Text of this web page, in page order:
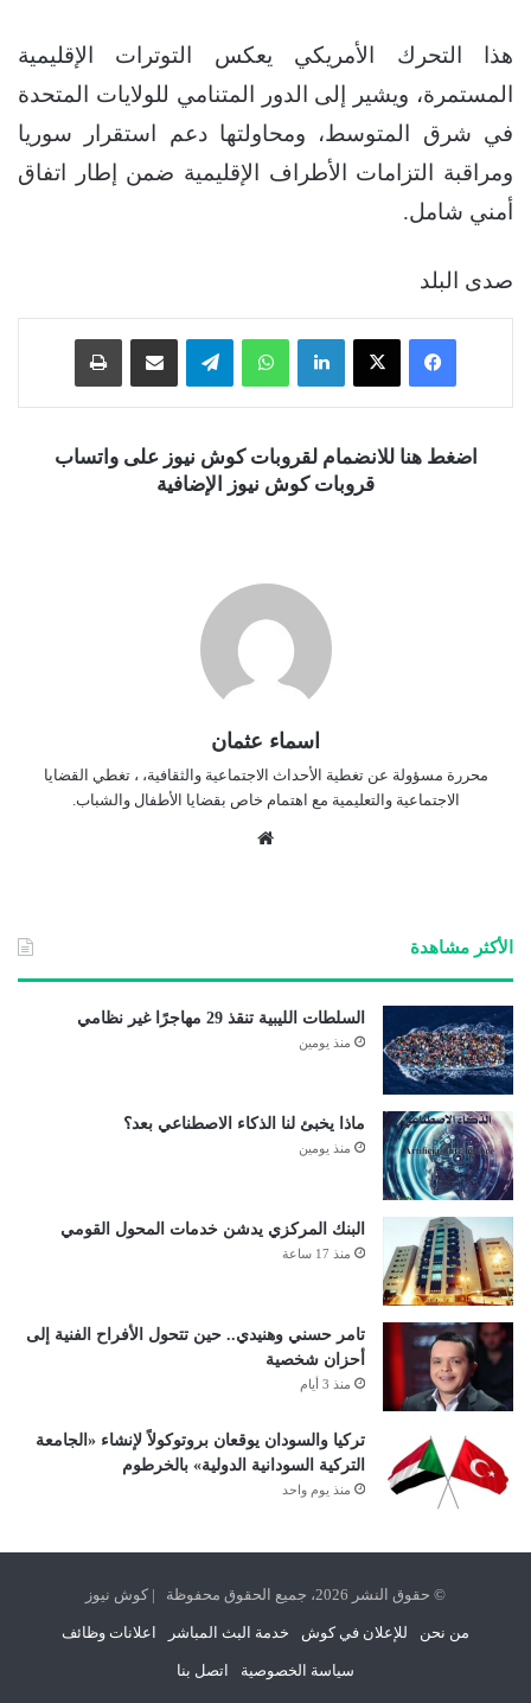
هذا التحرك الأمريكي يعكس التوترات الإقليمية
المستمرة، ويشير إلى الدور المتنامي للولايات المتحدة
في شرق المتوسط، ومحاولتها دعم استقرار سوريا
ومراقبة التزامات الأطراف الإقليمية ضمن إطار اتفاق
أمني شامل.
صدى البلد
فيسبوك ‫X لينكدإن واتساب تيلقرام
اضغط هنا للانضمام لقروبات كوش نيوز على واتساب
قروبات كوش نيوز الإضافية
اسماء عثمان
محررة مسؤولة عن تغطية الأحداث الاجتماعية والثقافية، ، تغطي القضايا
الاجتماعية والتعليمية مع اهتمام خاص بقضايا الأطفال والشباب.
الأكثر مشاهدة
السلطات الليبية تنقذ 29 مهاجرًا غير نظامي
منذ يومين
ماذا يخبئ لنا الذكاء الاصطناعي بعد؟
منذ يومين
البنك المركزي يدشن خدمات المحول القومي
منذ 17 ساعة
تامر حسني وهنيدي.. حين تتحول الأفراح الفنية إلى
أحزان شخصية
منذ 3 أيام
تركيا والسودان يوقعان بروتوكولاً لإنشاء «الجامعة
التركية السودانية الدولية» بالخرطوم
منذ يوم واحد
© حقوق النشر 2026، جميع الحقوق محفوظة | كوش نيوز
من نحن للإعلان في كوش خدمة البث المباشر اعلانات وظائف
سياسة الخصوصية اتصل بنا